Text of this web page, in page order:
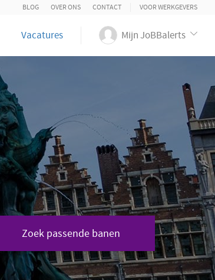
BLOG OVER ONS CONTACT VOOR WERKGEVERS
Vacatures Mijn JoBBalerts
Zoek passende banen